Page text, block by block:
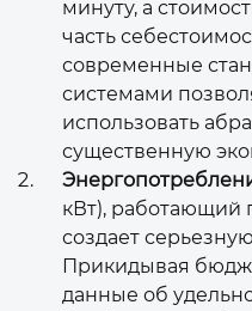
минуту, а
часть
современные
системами
использовать
существенную
кВт), работающий
создает
Прикидывая
данные об